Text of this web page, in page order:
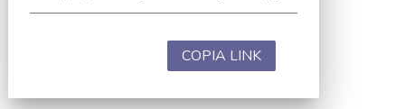
COPIA LINK